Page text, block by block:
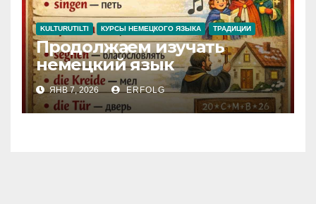
KULTURUTILTI КУРСЫ НЕМЕЦКОГО ЯЗЫКА ТРАДИЦИИ
Продолжаем изучать
немецкий язык
ЯНВ 7, 2026 ERFOLG